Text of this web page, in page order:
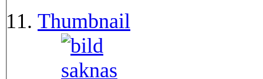
Thumbnail